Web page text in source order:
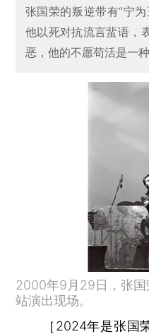
张国荣的叛逆带有“宁为
他以死对抗流言蜚语，
恶，他的不愿苟活是一
2000年9月29日，张国
站演出现场。
［2024年是张国荣